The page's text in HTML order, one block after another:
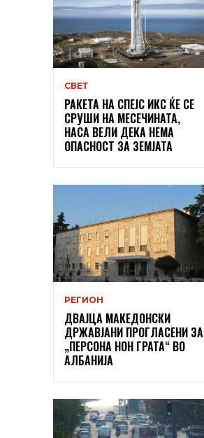
СВЕТ
РАКЕТА НА СПЕЈС ИКС ЌЕ СЕ
СРУШИ НА МЕСЕЧИНАТА,
НАСА ВЕЛИ ДЕКА НЕМА
ОПАСНОСТ ЗА ЗЕМЈАТА
РЕГИОН
ДВАЈЦА МАКЕДОНСКИ
ДРЖАВЈАНИ ПРОГЛАСЕНИ ЗА
„ПЕРСОНА НОН ГРАТА“ ВО
АЛБАНИЈА